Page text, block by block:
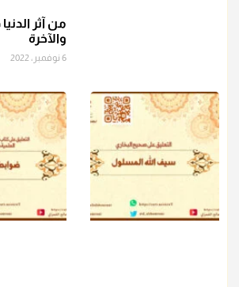
عامة الصحابة والفقهاء يفضلون إخراج صاع من
زكاة الفطر، ومنهم من جوّز العدول إلى الرز،
قيمة الصاع..فمن شق عليه إخراج الطعام هذه الأيام
القيمة فلا بأس ولا ينكر عليه
من آثر الدنيا
والآخرة
6 نوفمبر، 2022